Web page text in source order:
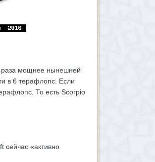
раза мощнее нынешней
в 6 терафлопс. Если
То есть Scorpio
сейчас «активно